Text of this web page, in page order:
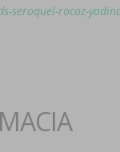
seroquel-rocoz-